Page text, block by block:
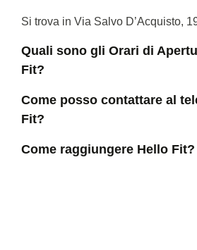
Si trova in Via Salvo D’Acquisto,
Quali sono gli Orari di
Fit?
Come posso contattare al
Fit?
Come raggiungere Hello Fit?